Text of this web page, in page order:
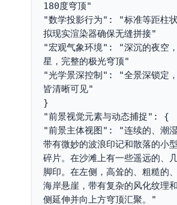
180度穹顶"
"数学投影行为": "标准等距柱
拟现实渲染器确保无缝拼接"
"宏观气象环境": "深沉的夜空
星，完整的极光穹顶"
"光学景深控制": "全景深锁定
皆清晰可见"
}
"前景视觉元素与动态捕捉": {
"前景主体视图": "连续的、潮湿
带有微妙的波浪印记和散落的小
碎片。在沙滩上有一些遥远的、
脚印。在左侧，高耸的、粗糙的
海岸悬崖，带有复杂的风化纹理
侧延伸并向上方穹顶汇聚。"